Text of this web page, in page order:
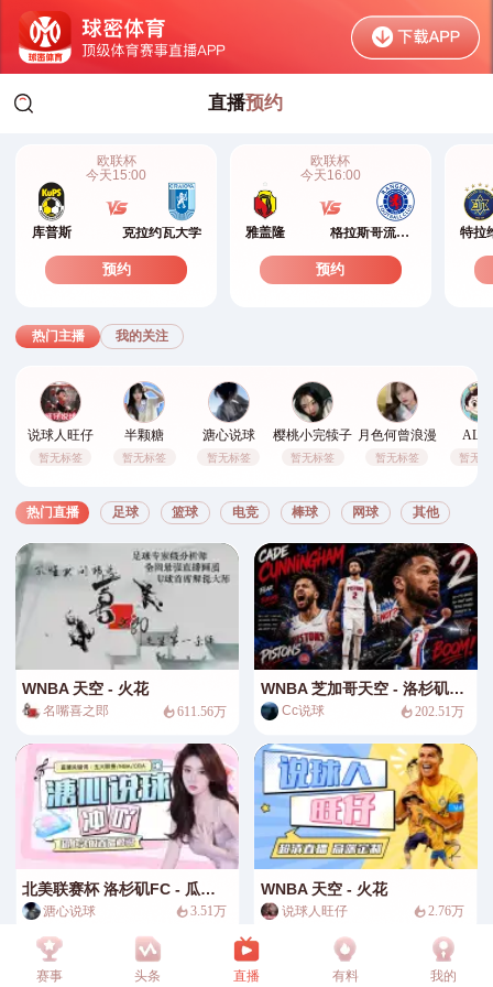
直播预约
欧联杯
今天15:00
库普斯 克拉约瓦大学
预约
欧联杯
今天16:00
雅盖隆 格拉斯哥流浪者
预约
特拉
热门主播 我的关注
说球人旺仔
暂无标签
半颗糖
暂无标签
溏心说球
暂无标签
樱桃小完犊子
暂无标签
月色何曾浪漫
暂无标签 暂无
热门直播 足球 篮球 电竞 棒球 网球 其他
WNBA 天空 - 火花
名嘴喜之郎 611.56万
WNBA 芝加哥天空 - 洛杉矶火花
Cc说球 202.51万
北美联赛杯 洛杉矶FC - 瓜达拉哈拉
溏心说球 3.51万
WNBA 天空 - 火花
说球人旺仔 2.76万
赛事 头条 直播 有料 我的